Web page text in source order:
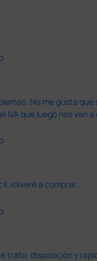
No me gusta
IVA que luego nos van a
a comprar.
trato, disposición y